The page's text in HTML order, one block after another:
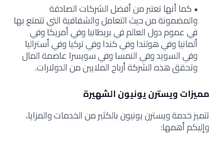
كما أنها تعتبر من أفضل الشركات الصادقة
والمضمونة من حيث التعامل والشفافية التي تتمتع بها
في عموم دول العالم في بريطانيا وفي أمريكا وفي
ألمانيا وفي هولندا وفي كندا وفي تركيا وفي أستراليا
وفي السويد وفي النمسا وفي سويسرا عاصمة المال
وتحقق هذه الشركة أرباح الملايين من الدولارات.
مميزات ويسترن يونيون الشهيرة
تتميز خدمة ويسترن يونيون بالكثير من الخدمات والمزايا،
وإليكم أهمها: